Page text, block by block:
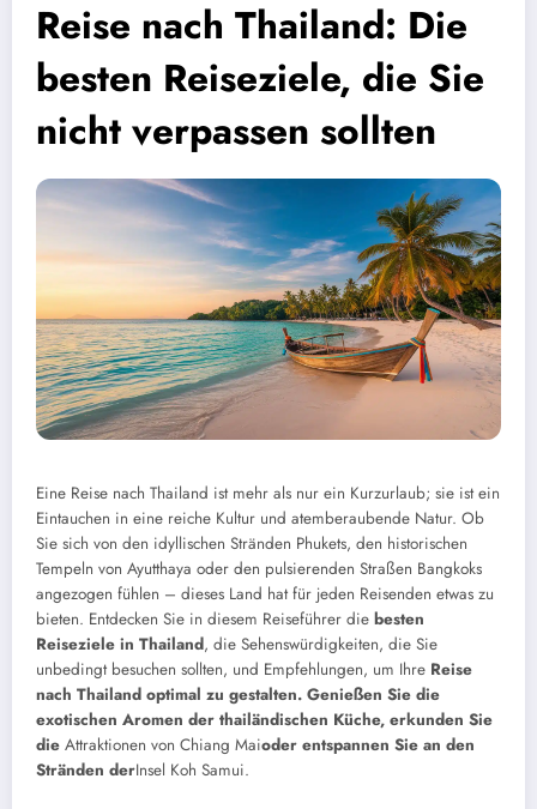
Reise nach Thailand: Die
besten Reiseziele, die Sie
nicht verpassen sollten
Eine Reise nach Thailand ist mehr als nur ein Kurzurlaub; sie ist ein
Eintauchen in eine reiche Kultur und atemberaubende Natur. Ob
Sie sich von den idyllischen Stränden Phukets, den historischen
Tempeln von Ayutthaya oder den pulsierenden Straßen Bangkoks
angezogen fühlen – dieses Land hat für jeden Reisenden etwas zu
bieten. Entdecken Sie in diesem Reiseführer die besten
Reiseziele in Thailand, die Sehenswürdigkeiten, die Sie
unbedingt besuchen sollten, und Empfehlungen, um Ihre Reise
nach Thailand optimal zu gestalten. Genießen Sie die
exotischen Aromen der thailändischen Küche, erkunden Sie
die Attraktionen von Chiang Maioder entspannen Sie an den
Stränden derInsel Koh Samui.